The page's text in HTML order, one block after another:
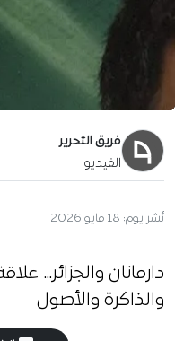
فريق التحرير
الفيديو
نُشر يوم: 18 مايو 2026
دارمانان والجزائر…
والذاكرة والأصول